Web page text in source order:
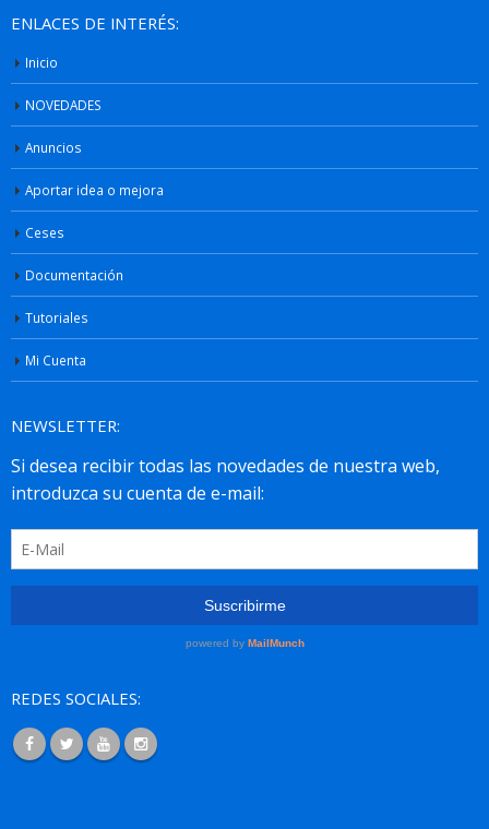
ENLACES DE INTERÉS:
Inicio
NOVEDADES
Anuncios
Aportar idea o mejora
Ceses
Documentación
Tutoriales
Mi Cuenta
NEWSLETTER:
REDES SOCIALES: